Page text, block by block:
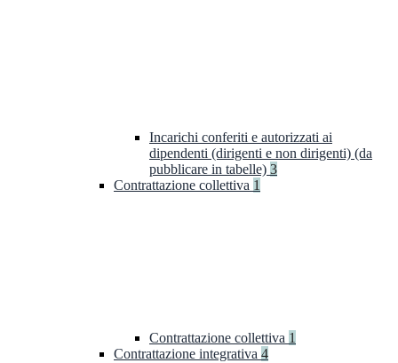
Incarichi conferiti e autorizzati ai
dipendenti (dirigenti e non dirigenti) (da
pubblicare in tabelle) 3
Contrattazione collettiva 1
Contrattazione collettiva 1
Contrattazione integrativa 4